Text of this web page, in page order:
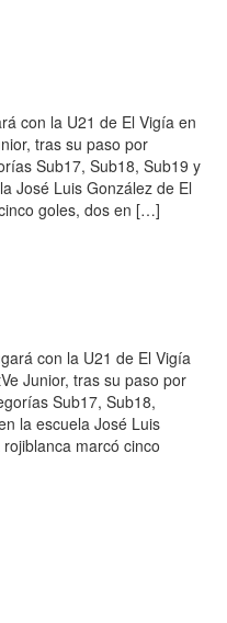
con la U21 de El Vigía en
tras su paso por
Sub17, Sub18, Sub19 y
José Luis González de El
goles, dos en […]
con la U21 de El Vigía
Junior, tras su paso por
Sub17, Sub18,
la escuela José Luis
marcó cinco